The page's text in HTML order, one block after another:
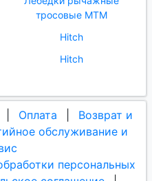
тросовые МТМ
Hitch
Hitch
Оплата
Возврат и
обслуживание и
персональных